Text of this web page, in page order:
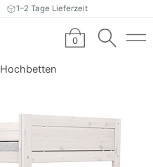
1–2 Tage Lieferzeit
0
Hochbetten